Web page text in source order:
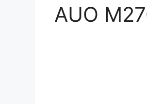
AUO